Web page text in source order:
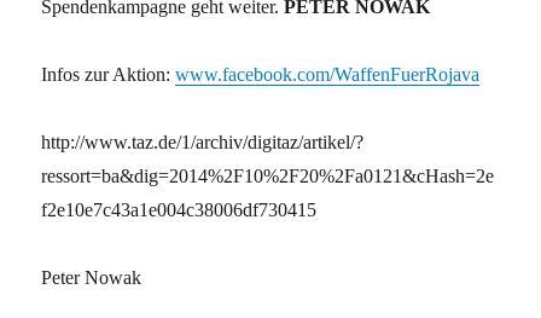
Spendenkampagne geht weiter.PETER NOWAK
Infos zur Aktion:www.facebook.com/WaffenFuerRojava
http://www.taz.de/1/archiv/digitaz/artikel/?
ressort=ba&dig=2014%2F10%2F20%2Fa0121&cHash=2e
f2e10e7c43a1e004c38006df730415
Peter Nowak